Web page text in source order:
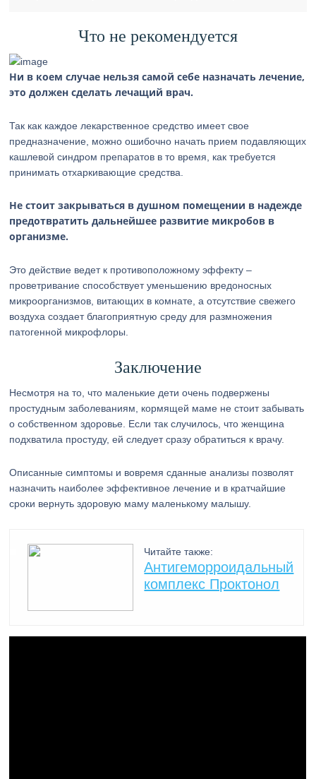
Что не рекомендуется
Ни в коем случае нельзя самой себе назначать лечение,
это должен сделать лечащий врач.
Так как каждое лекарственное средство имеет свое
предназначение, можно ошибочно начать прием подавляющих
кашлевой синдром препаратов в то время, как требуется
принимать отхаркивающие средства.
Не стоит закрываться в душном помещении в надежде
предотвратить дальнейшее развитие микробов в
организме.
Это действие ведет к противоположному эффекту –
проветривание способствует уменьшению вредоносных
микроорганизмов, витающих в комнате, а отсутствие свежего
воздуха создает благоприятную среду для размножения
патогенной микрофлоры.
Заключение
Несмотря на то, что маленькие дети очень подвержены
простудным заболеваниям, кормящей маме не стоит забывать
о собственном здоровье. Если так случилось, что женщина
подхватила простуду, ей следует сразу обратиться к врачу.
Описанные симптомы и вовремя сданные анализы позволят
назначить наиболее эффективное лечение и в кратчайшие
сроки вернуть здоровую маму маленькому малышу.
Читайте также:
Антигеморроидальный
комплекс Проктонол